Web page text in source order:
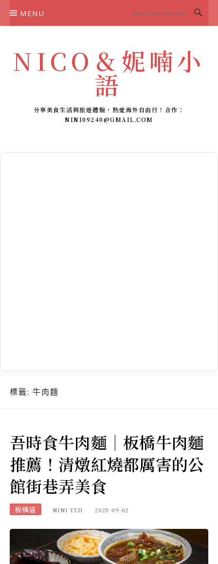
MENU
NICO＆妮喃小
語
分享美食生活與旅遊體驗，熱愛海外自由行！合作：
NINI09240@GMAIL.COM
標籤: 牛肉麵
吾時食牛肉麵｜板橋牛肉麵
推薦！清燉紅燒都厲害的公
館街巷弄美食
板橋區 NINI YEH 2025-09-02